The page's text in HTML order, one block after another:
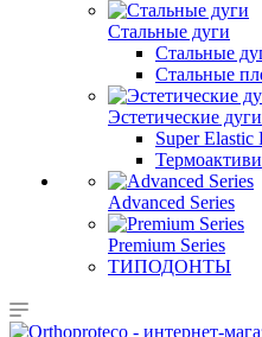
Стальные дуги
Стальные
Стальные
Эстетические дуги
Super Elastic
Advanced Series
Premium Series
ТИПОДОНТЫ